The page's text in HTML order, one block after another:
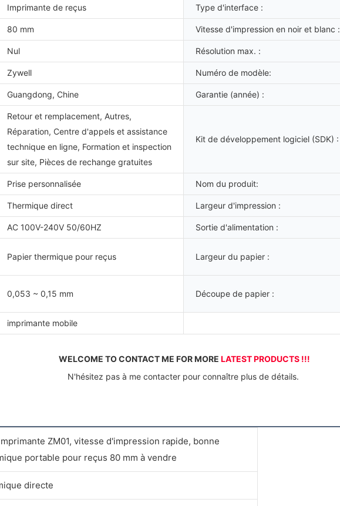
Imprimante de reçus Type d'interface :
80 mm Vitesse d'impression en noir et blanc :
Nul Résolution max. :
Zywell Numéro de modèle:
Guangdong, Chine Garantie (année) :
Retour et remplacement, Autres,
Réparation, Centre d'appels et assistance
technique en ligne, Formation et inspection
sur site, Pièces de rechange gratuites
Kit de développement logiciel (SDK) :
Prise personnalisée Nom du produit:
Thermique direct Largeur d'impression :
AC 100V-240V 50/60HZ Sortie d'alimentation :
Papier thermique pour reçus Largeur du papier :
0,053 ~ 0,15 mm Découpe de papier :
imprimante mobile
WELCOME TO CONTACT ME FOR MORE LATEST PRODUCTS !!!
N'hésitez pas à me contacter pour connaître plus de détails.
ZM01, vitesse d'impression rapide, bonne
portable pour reçus 80 mm à vendre
directe